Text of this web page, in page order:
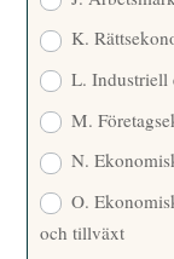
K.
L. Industriell
M.
N.
O.
och tillväxt